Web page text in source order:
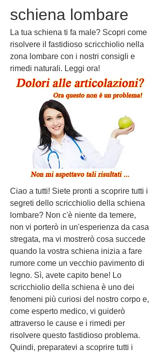
schiena lombare
La tua schiena ti fa male? Scopri come
risolvere il fastidioso scricchiolio nella
zona lombare con i nostri consigli e
rimedi naturali. Leggi ora!
Ciao a tutti! Siete pronti a scoprire tutti i
segreti dello scricchiolio della schiena
lombare? Non c'è niente da temere,
non vi porterò in un'esperienza da casa
stregata, ma vi mostrerò cosa succede
quando la vostra schiena inizia a fare
rumore come un vecchio pavimento di
legno. Sì, avete capito bene! Lo
scricchiolio della schiena è uno dei
fenomeni più curiosi del nostro corpo e,
come esperto medico, vi guiderò
attraverso le cause e i rimedi per
risolvere questo fastidioso problema.
Quindi, preparatevi a scoprire tutti i